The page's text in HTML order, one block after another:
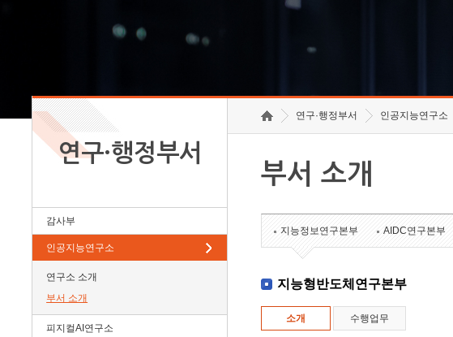
연구·행정부서
감사부
인공지능연구소
연구소 소개
부서 소개
피지컬AI연구소
연구·행정부서 인공지능연구소
부서 소개
지능정보연구본부 AIDC연구본부
지능형반도체연구본부
소개 수행업무